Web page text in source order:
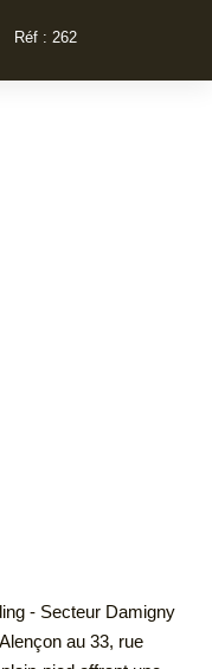
Réf : 262
- Secteur Damigny
au 33, rue